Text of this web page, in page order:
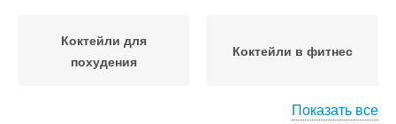
Коктейли для
похудения
Коктейли в фитнес
Показать все